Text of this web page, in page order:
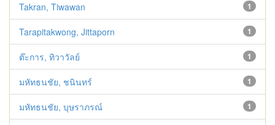
1
Takran, Tiwawan
1
Tarapitakwong, Jittaporn
1
ต๊ะการ, ทิวาวัลย์
1
มหัทธนชัย, ชนินทร์
1
มหัทธนชัย, บุษราภรณ์